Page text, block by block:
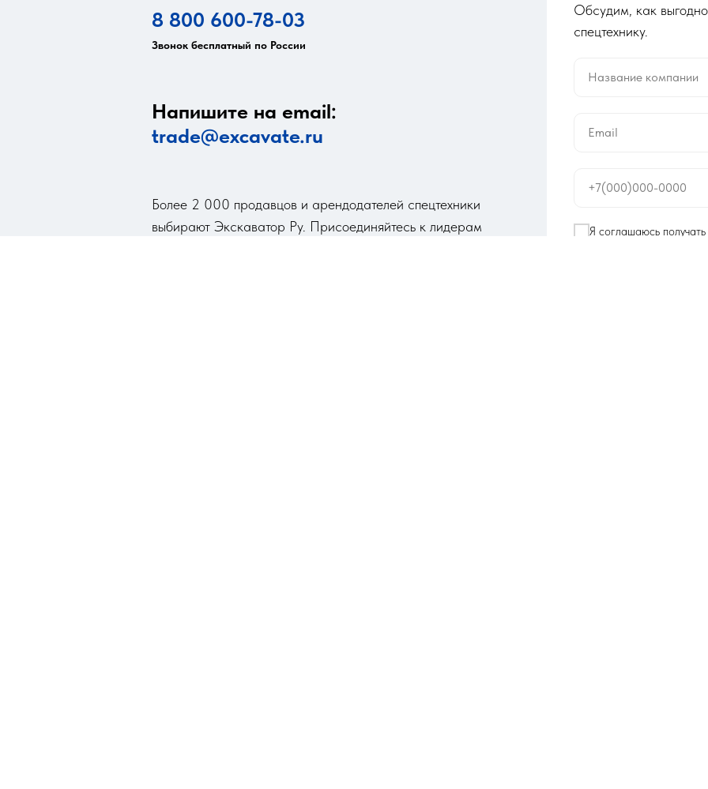
8 800 600-78-03
Звонок бесплатный по России
Напишите на email:
trade@excavate.ru
Более 2 000 продавцов и арендодателей спецтехники
выбирают Экскаватор Ру. Присоединяйтесь к лидерам
Обсудим, как
спецтехнику.
Название компании
Email
+7(000)000-0000
Я соглашаюсь